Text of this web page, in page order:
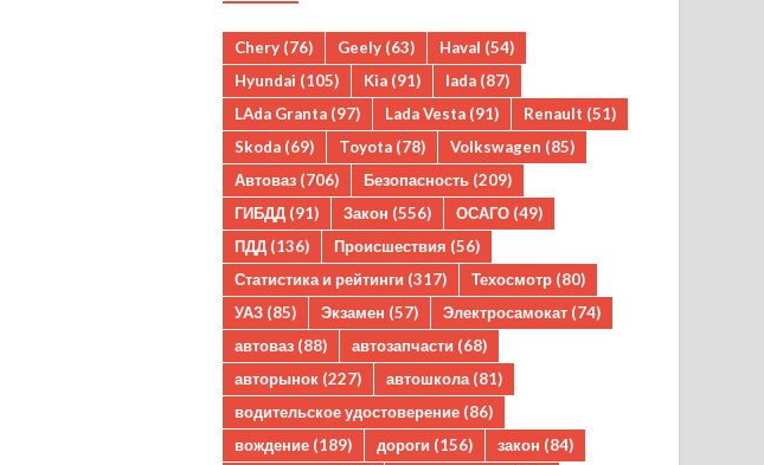
Chery (76) Geely (63) Haval (54)
Hyundai (105) Kia (91) lada (87)
LAda Granta (97) Lada Vesta (91) Renault (51)
Skoda (69) Toyota (78) Volkswagen (85)
Автоваз (706) Безопасность (209)
ГИБДД (91) Закон (556) ОСАГО (49)
ПДД (136) Происшествия (56)
Статистика и рейтинги (317) Техосмотр (80)
УАЗ (85) Экзамен (57) Электросамокат (74)
автоваз (88) автозапчасти (68)
авторынок (227) автошкола (81)
водительское удостоверение (86)
вождение (189) дороги (156) закон (84)